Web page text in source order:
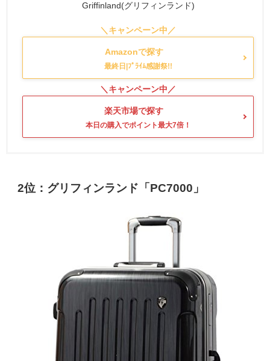
Griffinland(グリフィンランド)
Amazonで探す
楽天市場で探す
2位：グリフィンランド「PC7000」